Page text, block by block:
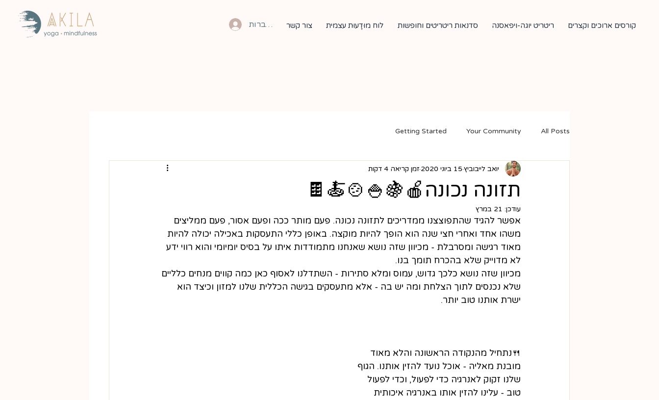
להתחברות קורסים ארוכים וקצרים ריטריט יוגה-ויפאסנה סדנאות ריטריטים וחופשות לוח מוּדָעוּת עצמית צור קשר
All Posts
Your Community
Getting Started
תזונה נכונה🍎🍇🍚🍲🍝🍫
יואב לייבוביץ 15 ביוני 2020 זמן קריאה 4 דקות
עודכן: 21 במרץ
אפשר להגיד שהתפוצצנו ממדריכים לתזונה נכונה. פעם מותר ככה ופעם אסור, פעם ממליצים
משהו אחד ואחרי חצי שנה הוא הופך להיות מוקצה. באופן כללי התעסקות באכילה יכולה להיות
מאוד רגישה ומסרבלת - מכיוון שזה נושא שאנחנו מתמודדות איתו על בסיס יומיומי והוא רווי ידע
לא מדוייק שלא בהכרח תומך בנו.
מכיוון שזה נושא כלכך גדוש, עמוס ומלא סתירות - השתדלנו לאסוף כאן כמה קווים מנחים כלליים
שלא נכנסים לתוך הצלחת ומה יש בה - אלא מתעסקים בגישה הכללית שלנו למזון וכיצד הוא
ישרת אותנו טוב יותר.
🍴נתחיל מהנקודה הראשונה והלא מאוד
מובנת מאליה - אוכל נועד להזין אותנו. הגוף
שלנו זקוק לאנרגיה כדי לפעול, וכדי לפעול
טוב - עלינו להזין אותו באנרגיה איכותית